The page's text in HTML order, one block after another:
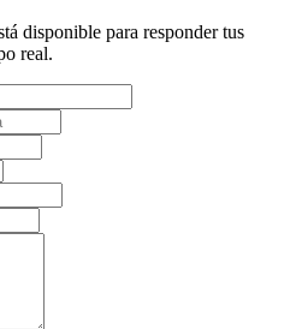
disponible para responder tus
real.